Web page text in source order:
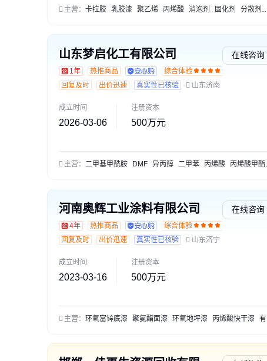
主营： 卡拉胶 乳胶漆 聚乙烯 丙烯酸 消泡剂 固化剂 分散剂
山东梦启化工有限公司
1年 热推商品 综合体验
在线咨询
回复及时 出价迅速 真实性已核验 山东济南
成立时间
2026-03-06
注册资本
500万元
主营： 二甲基甲酰胺 DMF 异丙醇 二甲苯 丙烯酸 丙烯酸甲酯
河南奥辉工业涂料有限公司
4年 热推商品 综合体验
在线咨询
回复及时 出价迅速 真实性已核验 山东济宁
成立时间
2023-03-16
注册资本
500万元
主营： 环氧富锌底漆 聚氨酯面漆 环氧地坪漆 丙烯酸快干漆 有机硅耐高温漆